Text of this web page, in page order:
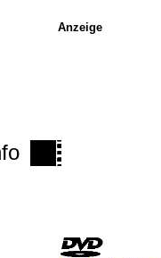
Anzeige